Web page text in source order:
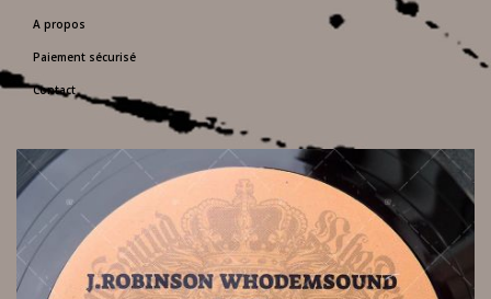
A propos
Paiement sécurisé
Contact